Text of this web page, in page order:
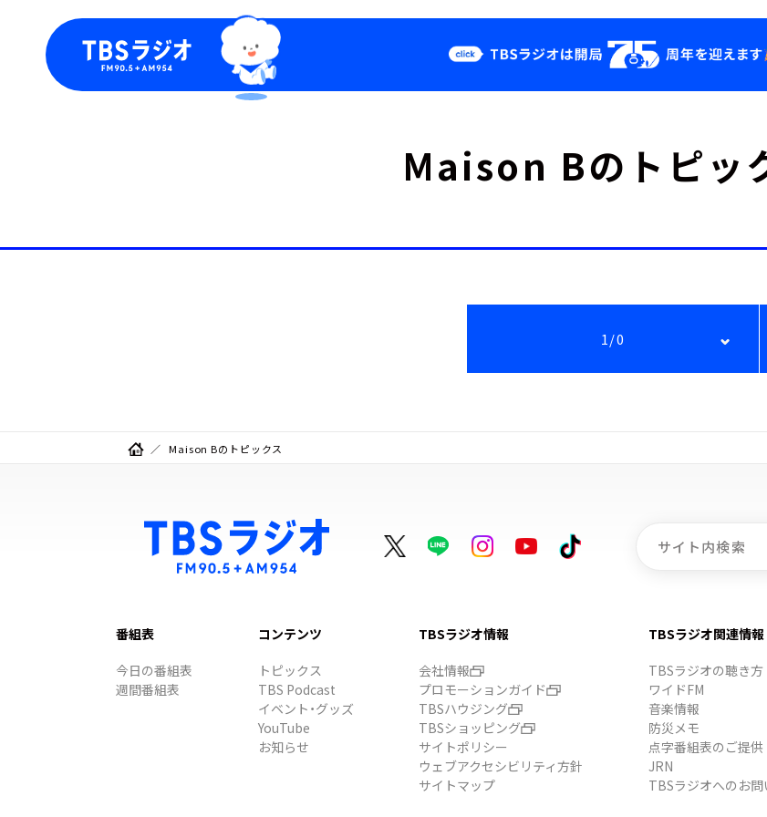
Podcast
ズ
YouTube
Maison Bのトピッ
1/0
Maison Bのトピックス
番組表
今日の番組表
週間番組表
コンテンツ
トピックス
TBS Podcast
イベント・グッズ
YouTube
お知らせ
TBSラジオ情報
会社情報
プロモーションガイド
TBSハウジング
TBSショッピング
サイトポリシー
ウェブアクセシビリティ方針
サイトマップ
TBSラジオ関連情報
TBSラジオの聴き方
ワイドFM
音楽情報
防災メモ
点字番組表のご提供
JRN
TBSラジオへのお問